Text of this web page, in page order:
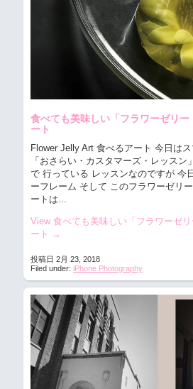
食べても美味しい「フラワーゼリ
ート
Flower Jelly Art 食べるアート 今日は
「おさらい・カスタマーズ・レッス
で 行っている レッスンなのですが 今
ーフレーム そして このフラワーゼリ
ートは...
View 食べても美味しい「フラワーゼ
ート →
投稿日 2月 23, 2018
Filed under: iPhone Photography